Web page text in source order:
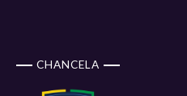
CHANCELA